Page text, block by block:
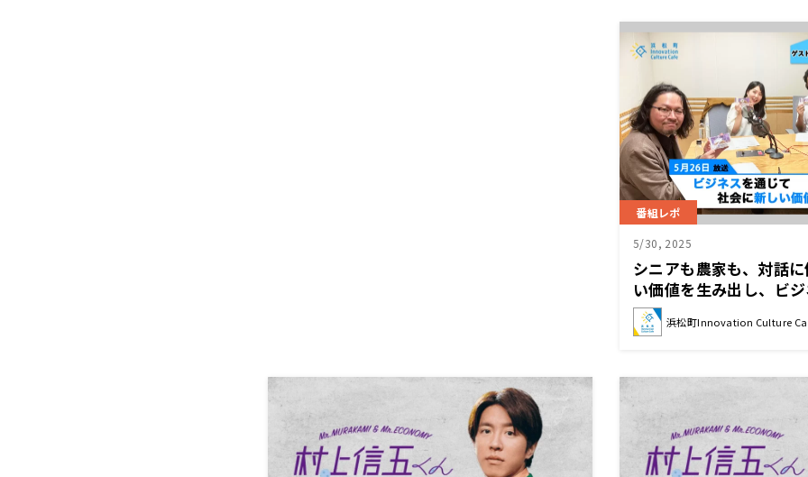
番組レポ
5/30, 2025
シニアも農家も、対話
い価値を生み出し、ビ
るには？
浜松町Innovation Culture